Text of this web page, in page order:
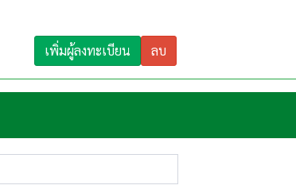
เพิ่มผู้ลงทะเบียน ลบ